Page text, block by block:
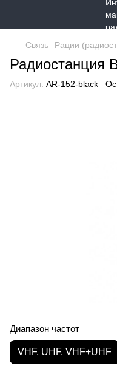
Связь Рации
Радиостанция
Артикул: AR-152-black
Диапазон частот
VHF, UHF, VHF+UHF